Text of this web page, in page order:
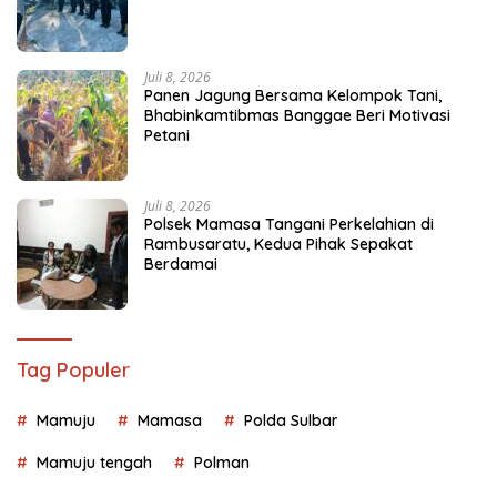
Juli 8, 2026
Panen Jagung Bersama Kelompok Tani,
Bhabinkamtibmas Banggae Beri Motivasi
Petani
Juli 8, 2026
Polsek Mamasa Tangani Perkelahian di
Rambusaratu, Kedua Pihak Sepakat
Berdamai
Tag Populer
Mamuju Mamasa Polda Sulbar
Mamuju tengah Polman